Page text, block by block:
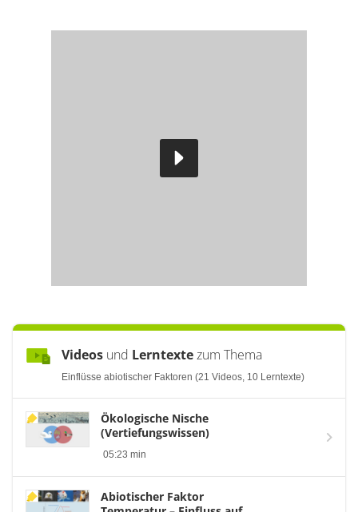
Videos und Lerntextezum Thema
Einflüsse abiotischer Faktoren (21 Videos, 10 Lerntexte)
Ökologische Nische
(Vertiefungswissen)
05:23 min
Abiotischer Faktor